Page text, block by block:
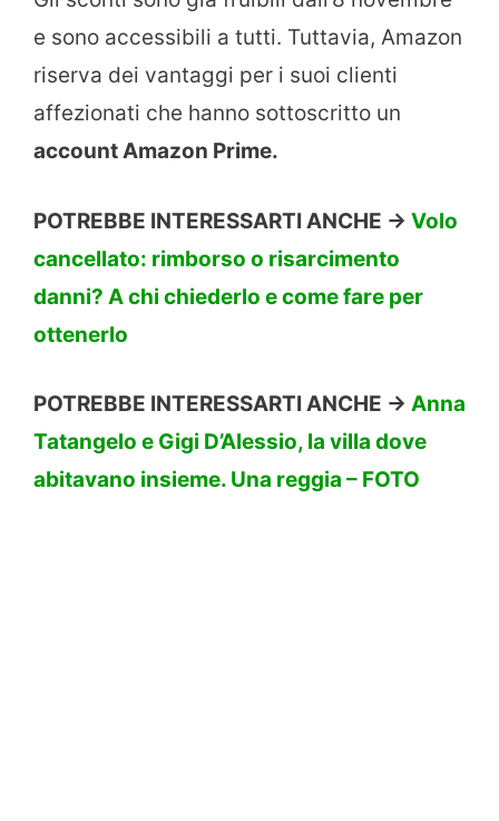
e sono accessibili a tutti. Tuttavia, Amazon
riserva dei vantaggi per i suoi clienti
affezionati che hanno sottoscritto un
account Amazon Prime.
POTREBBE INTERESSARTI ANCHE -> Volo
cancellato: rimborso o risarcimento
danni? A chi chiederlo e come fare per
ottenerlo
POTREBBE INTERESSARTI ANCHE -> Anna
Tatangelo e Gigi D’Alessio, la villa dove
abitavano insieme. Una reggia – FOTO